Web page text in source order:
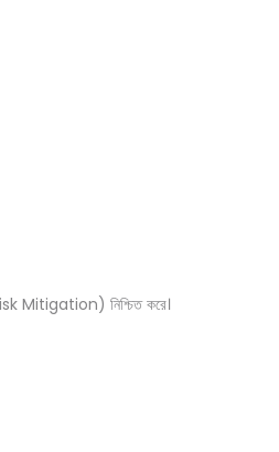
Mitigation) নিশ্চিত করে।